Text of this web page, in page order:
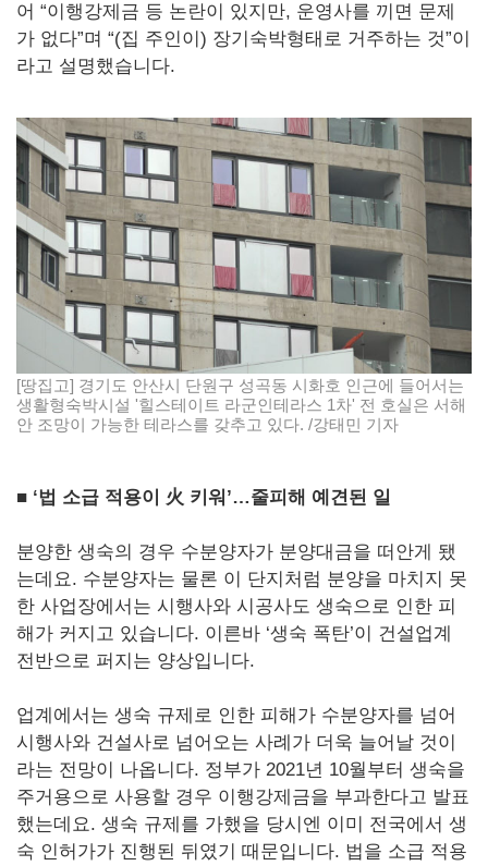
어 “이행강제금 등 논란이 있지만, 운영사를 끼면 문제
가 없다”며 “(집 주인이) 장기숙박형태로 거주하는 것”이
라고 설명했습니다.
[땅집고] 경기도 안산시 단원구 성곡동 시화호 인근에 들어서는
생활형숙박시설 '힐스테이트 라군인테라스 1차' 전 호실은 서해
안 조망이 가능한 테라스를 갖추고 있다. /강태민 기자
■ ‘법 소급 적용이 火 키워’…줄피해 예견된 일
분양한 생숙의 경우 수분양자가 분양대금을 떠안게 됐
는데요. 수분양자는 물론 이 단지처럼 분양을 마치지 못
한 사업장에서는 시행사와 시공사도 생숙으로 인한 피
해가 커지고 있습니다. 이른바 ‘생숙 폭탄’이 건설업계
전반으로 퍼지는 양상입니다.
업계에서는 생숙 규제로 인한 피해가 수분양자를 넘어
시행사와 건설사로 넘어오는 사례가 더욱 늘어날 것이
라는 전망이 나옵니다. 정부가 2021년 10월부터 생숙을
주거용으로 사용할 경우 이행강제금을 부과한다고 발표
했는데요. 생숙 규제를 가했을 당시엔 이미 전국에서 생
숙 인허가가 진행된 뒤였기 때문입니다. 법을 소급 적용